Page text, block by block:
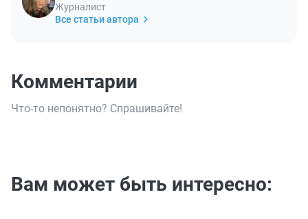
Журналист
Все статьи автора
Комментарии
Что-то непонятно? Спрашивайте!
Вам может быть интересно: